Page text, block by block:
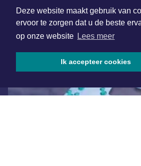
Deze website maakt gebruik van
ervoor te zorgen dat u de beste
op onze website Lees meer
Ik accepteer cookies
ONLINE DAGBLADEN